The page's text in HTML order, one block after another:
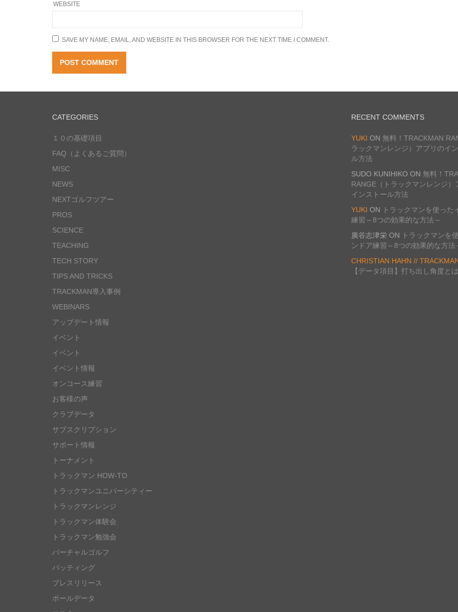
WEBSITE
SAVE MY NAME, EMAIL, AND WEBSITE IN THIS BROWSER FOR THE NEXT TIME I COMMENT.
CATEGORIES
１０の基礎項目
FAQ（よくあるご質問）
MISC
NEWS
NEXTゴルフツアー
PROS
SCIENCE
TEACHING
TECH STORY
TIPS AND TRICKS
TRACKMAN導入事例
WEBINARS
アップデート情報
イベント
イベント
イベント情報
オンコース練習
お客様の声
クラブデータ
サブスクリプション
サポート情報
トーナメント
トラックマン HOW-TO
トラックマンユニバーシティー
トラックマンレンジ
トラックマン体験会
トラックマン勉強会
バーチャルゴルフ
パッティング
プレスリリース
ボールデータ
RECENT COMMENTS
YUKI ON 無料！TRACKMAN
ラックマンレンジ）アプリのイ
ル方法
SUDO KUNIHIKO ON 無料！
RANGE（トラックマンレンジ）
インストール方法
YUKI ON
トラックマンを使った
練習～8つの効果的な方法～
廣谷志津栄 ON
トラックマンを
ンドア練習～8つの効果的な方法
CHRISTIAN HAHN //
【データ項目】打ち出し角度と